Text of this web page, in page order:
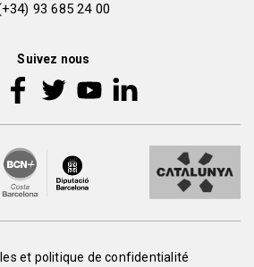
93 685 24 00
Suivez nous
et politique de confidentialité